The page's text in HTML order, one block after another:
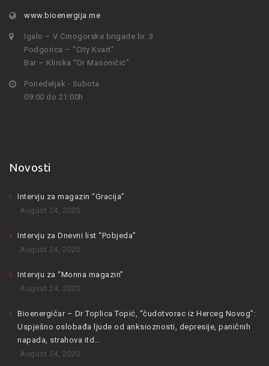
www.bioenergija.me
Igalo – V Crnogorske brigade br. 3
Podgorica – “City Kvart”
Bar – Klinika “Dr Masoničić”
Ponedeljak - Subota
09:00 do 21:00h
Novosti
Intervju za magazin “Gracija”
August 24, 2020
Intervju za Dnevni list “Pobjeda”
August 24, 2020
Intervju za “Monna magazin”
August 24, 2020
Bioenergičar – Dr Toplica Topić, “čudotvorac iz Herceg Novog”:
Uspješno oslobađa ljude od anksioznosti, depresije, paničnih
napada, strahova itd…
August 24, 2020